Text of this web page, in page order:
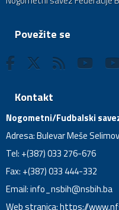
Povežite se
Kontakt
Nogometni/Fudbalski
Adresa: Bulevar Meše
Tel: +(387) 033 276-676
Fax: +(387) 033 444-332
Email:info_nsbih@nsbih.ba
Web stranica: https://